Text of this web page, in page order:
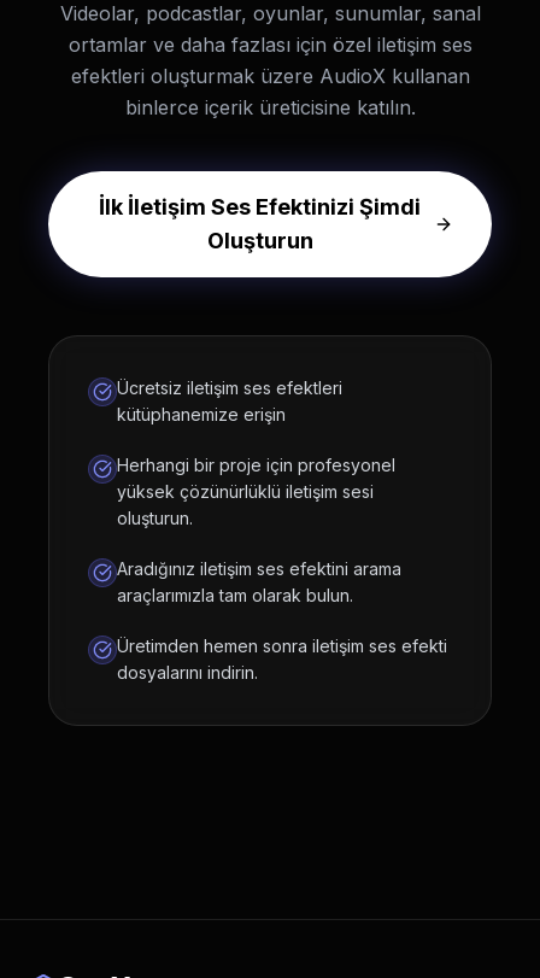
Videolar, podcastlar, oyunlar, sunumlar, sanal
ortamlar ve daha fazlası için özel iletişim ses
efektleri oluşturmak üzere AudioX kullanan
binlerce içerik üreticisine katılın.
İlk İletişim Ses Efektinizi Şimdi
Oluşturun
Ücretsiz iletişim ses efektleri
kütüphanemize erişin
Herhangi bir proje için profesyonel
yüksek çözünürlüklü iletişim sesi
oluşturun.
Aradığınız iletişim ses efektini arama
araçlarımızla tam olarak bulun.
Üretimden hemen sonra iletişim ses efekti
dosyalarını indirin.